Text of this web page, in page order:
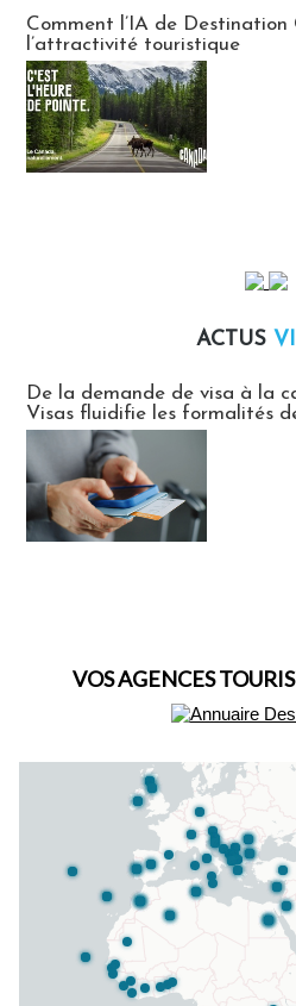
Comment l’IA de
l’attractivité touristique
ACTUS
De la demande de visa à la
Visas fluidifie les formalités
VOS AGENCES